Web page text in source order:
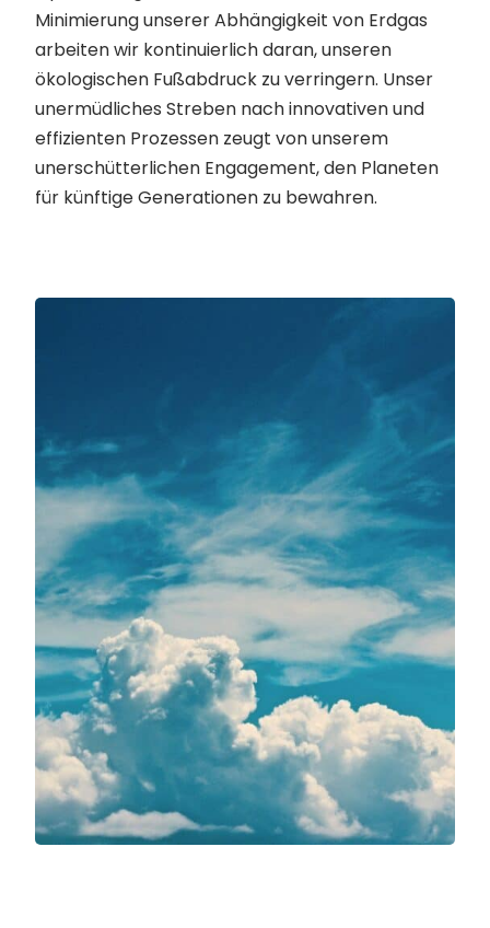
Minimierung unserer Abhängigkeit von Erdgas
arbeiten wir kontinuierlich daran, unseren
ökologischen Fußabdruck zu verringern. Unser
unermüdliches Streben nach innovativen und
effizienten Prozessen zeugt von unserem
unerschütterlichen Engagement, den Planeten
für künftige Generationen zu bewahren.